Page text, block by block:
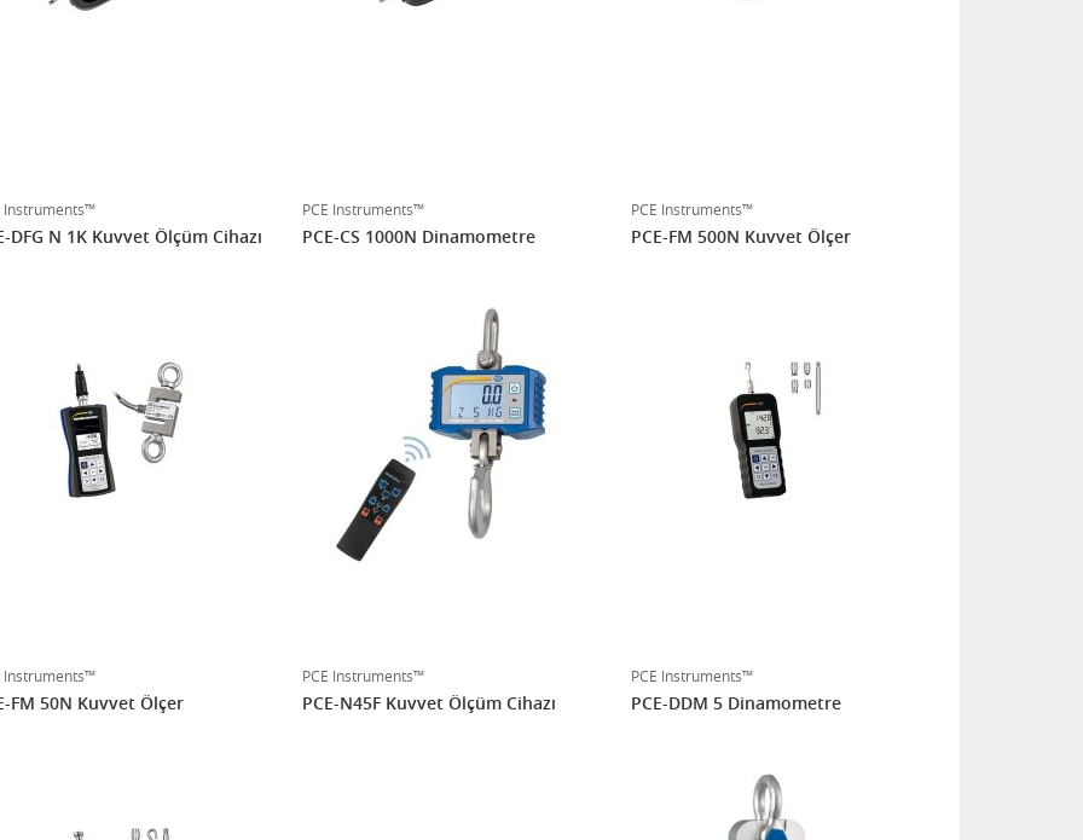
Instruments™
DFG N 1K Kuvvet Ölçüm Cihazı
PCE Instruments™
PCE-CS 1000N Dinamometre
PCE Instruments™
PCE-FM 500N Kuvvet Ölçer
Instruments™
FM 50N Kuvvet Ölçer
PCE Instruments™
PCE-N45F Kuvvet Ölçüm Cihazı
PCE Instruments™
PCE-DDM 5 Dinamometre